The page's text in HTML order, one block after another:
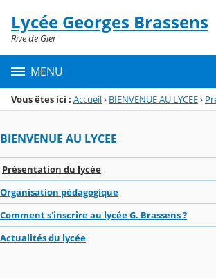
Menu de la rubrique
Contenu
Lycée Georges Brassens
Rive de Gier
MENU
Vous êtes ici : Accueil› BIENVENUE AU LYCEE›
BIENVENUE AU LYCEE
Présentation du lycée
Organisation pédagogique
Comment s'inscrire au lycée G. Brassens ?
Actualités du lycée